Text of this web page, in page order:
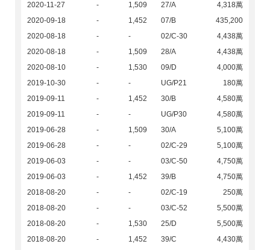
2020-11-27 - 1,509 27/A
4,318萬
2020-09-18
- 1,452 07/B
435,200
2020-08-18
- - 02/C-30
4,438萬
2020-08-18
- 1,509 28/A
4,438萬
2020-08-10
- 1,530 09/D
4,000萬
2019-10-30
- - UG/P21
180萬
2019-09-11
- 1,452 30/B
4,580萬
2019-09-11
- - UG/P30
4,580萬
2019-06-28
- 1,509 30/A
5,100萬
2019-06-28
- - 02/C-29
5,100萬
2019-06-03
- - 03/C-50
4,750萬
2019-06-03
- 1,452 39/B
4,750萬
2018-08-20
- - 02/C-19
250萬
2018-08-20
- - 03/C-52
5,500萬
2018-08-20
- 1,530 25/D
5,500萬
2018-08-20
- 1,452 39/C
4,430萬